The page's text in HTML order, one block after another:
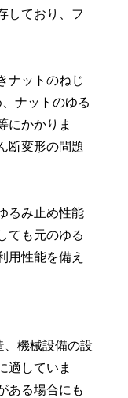
しており、フ
ナットのねじ
ナットのゆる
にかかりま
断変形の問題
るみ止め性能
ても元のゆる
用性能を備え
、機械設備の設
適していま
ある場合にも